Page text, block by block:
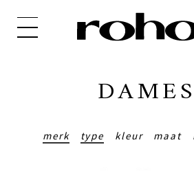
merk type kleur maat